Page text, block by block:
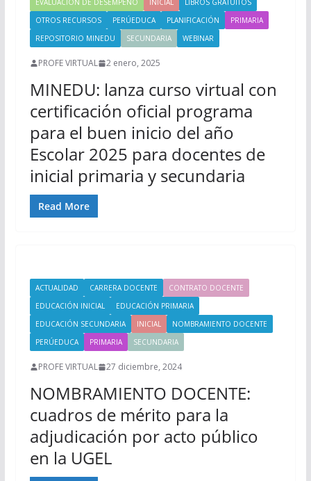
EVALUACIÓN DE DESEMPEÑO INICIAL
LIBROS GRATUITOS
OTROS RECURSOS
PERÚEDUCA PLANIFICACIÓN
PRIMARIA
REPOSITORIO MINEDU
SECUNDARIA WEBINAR
PROFE VIRTUAL 2 enero, 2025
MINEDU: lanza curso virtual con
certificación oficial programa
para el buen inicio del año
Escolar 2025 para docentes de
inicial primaria y secundaria
Read More
ACTUALIDAD CARRERA DOCENTE
CONTRATO DOCENTE
EDUCACIÓN INICIAL
EDUCACIÓN PRIMARIA
EDUCACIÓN SECUNDARIA
INICIAL
NOMBRAMIENTO DOCENTE
PERÚEDUCA
PRIMARIA SECUNDARIA
PROFE VIRTUAL 27 diciembre, 2024
NOMBRAMIENTO DOCENTE:
cuadros de mérito para la
adjudicación por acto público
en la UGEL